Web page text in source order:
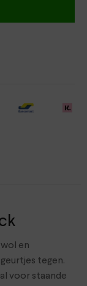
en
tegen.
voor staande